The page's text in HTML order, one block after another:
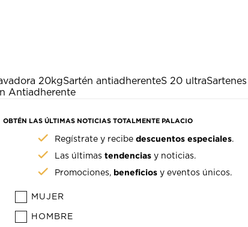
20kgSartén antiadherenteS 20 ultra
Antiadherente
OBTÉN LAS ÚLTIMAS NOTICIAS TOTALMENTE PALACIO
Regístrate y recibedescuentos especiales.
Las últimastendencias y noticias.
Promociones, beneficios y eventos únicos.
MUJER
HOMBRE